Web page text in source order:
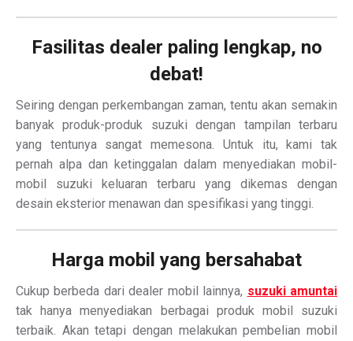
Fasilitas dealer paling lengkap, no
debat!
Seiring dengan perkembangan zaman, tentu akan semakin
banyak produk-produk suzuki dengan tampilan terbaru
yang tentunya sangat memesona. Untuk itu, kami tak
pernah alpa dan ketinggalan dalam menyediakan mobil-
mobil suzuki keluaran terbaru yang dikemas dengan
desain eksterior menawan dan spesifikasi yang tinggi.
Harga mobil yang bersahabat
Cukup berbeda dari dealer mobil lainnya, suzuki amuntai
tak hanya menyediakan berbagai produk mobil suzuki
terbaik. Akan tetapi dengan melakukan pembelian mobil